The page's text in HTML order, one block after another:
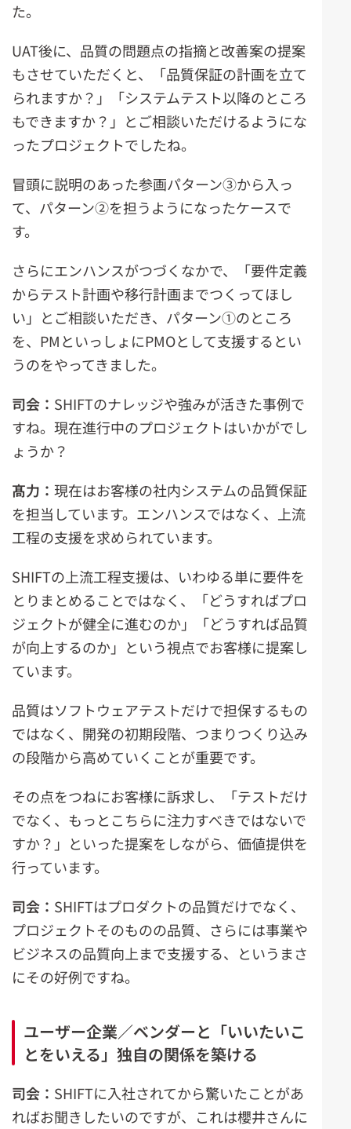
た。
UAT後に、品質の問題点の指摘と改善案の提案
もさせていただくと、「品質保証の計画を立て
られますか？」「システムテスト以降のところ
もできますか？」とご相談いただけるようにな
ったプロジェクトでしたね。
冒頭に説明のあった参画パターン③から入っ
て、パターン②を担うようになったケースで
す。
さらにエンハンスがつづくなかで、「要件定義
からテスト計画や移行計画までつくってほし
い」とご相談いただき、パターン①のところ
を、PMといっしょにPMOとして支援するとい
うのをやってきました。
司会： SHIFTのナレッジや強みが活きた事例で
すね。現在進行中のプロジェクトはいかがでし
ょうか？
髙力： 現在はお客様の社内システムの品質保証
を担当しています。エンハンスではなく、上流
工程の支援を求められています。
SHIFTの上流工程支援は、いわゆる単に要件を
とりまとめることではなく、「どうすればプロ
ジェクトが健全に進むのか」「どうすれば品質
が向上するのか」という視点でお客様に提案し
ています。
品質はソフトウェアテストだけで担保するもの
ではなく、開発の初期段階、つまりつくり込み
の段階から高めていくことが重要です。
その点をつねにお客様に訴求し、「テストだけ
でなく、もっとこちらに注力すべきではないで
すか？」といった提案をしながら、価値提供を
行っています。
司会： SHIFTはプロダクトの品質だけでなく、
プロジェクトそのものの品質、さらには事業や
ビジネスの品質向上まで支援する、というまさ
にその好例ですね。
ユーザー企業／ベンダーと「いいたいこ
とをいえる」独自の関係を築ける
司会： SHIFTに入社されてから驚いたことがあ
ればお聞きしたいのですが、これは櫻井さんに